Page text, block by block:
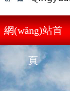
網(wǎng)站首
頁